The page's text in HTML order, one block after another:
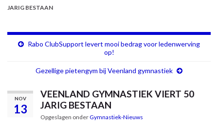
JARIG BESTAAN
Rabo ClubSupport levert mooi bedrag voor ledenwerving
op!
Gezellige pietengym bij Veenland gymnastiek
NOV
13
VEENLAND GYMNASTIEK VIERT 50
JARIG BESTAAN
Opgeslagen onderGymnastiek-Nieuws